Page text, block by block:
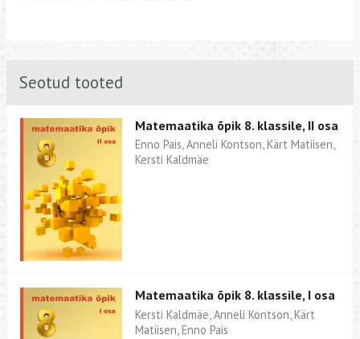
Seotud tooted
Matemaatika õpik 8. klassile, II osa
Enno Pais, Anneli Kontson, Kärt Matiisen,
Kersti Kaldmäe
Matemaatika õpik 8. klassile, I osa
Kersti Kaldmäe, Anneli Kontson, Kärt
Matiisen, Enno Pais